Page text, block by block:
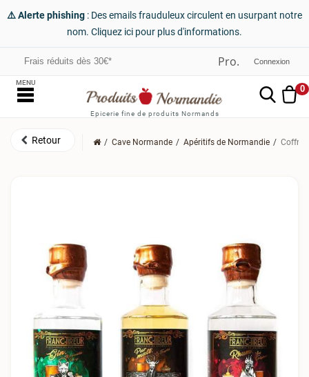
⚠️ Alerte phishing : Des emails frauduleux circulent en usurpant notre
nom. Cliquez ici pour plus d'informations.
Frais réduits dès 30€* Connexion
Epicerie fine de produits Normands
0
MENU
Cave Normande Apéritifs de Normandie Coffret